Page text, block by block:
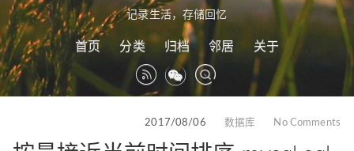
记录生活，存储回忆
首页 分类 归档 邻居 关于
2017/08/06 数据库 No Comments